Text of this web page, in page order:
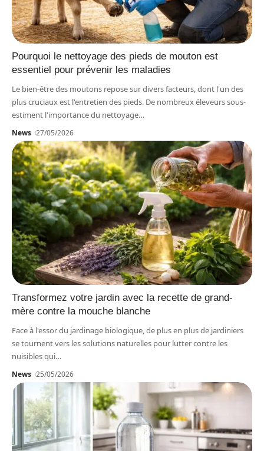
Pourquoi le nettoyage des pieds de mouton est
essentiel pour prévenir les maladies
Le bien-être des moutons repose sur divers facteurs, dont l'un des
plus cruciaux est l'entretien des pieds. De nombreux éleveurs sous-
estiment l'importance du nettoyage…
News 27/05/2026
Transformez votre jardin avec la recette de grand-
mère contre la mouche blanche
Face à l'essor du jardinage biologique, de plus en plus de jardiniers
se tournent vers les solutions naturelles pour lutter contre les
nuisibles qui…
News 25/05/2026